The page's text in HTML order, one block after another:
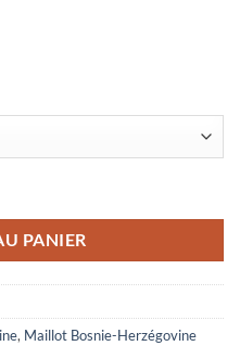
PANIER
, Maillot Bosnie-Herzégovine